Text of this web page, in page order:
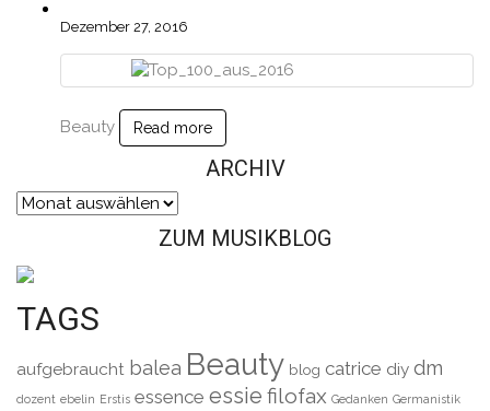
Dezember 27, 2016
Beauty Read more
ARCHIV
Archiv
ZUM MUSIKBLOG
TAGS
aufgebraucht balea Beauty blog catrice diy dm
dozent ebelin Erstis essence essie filofax Gedanken Germanistik